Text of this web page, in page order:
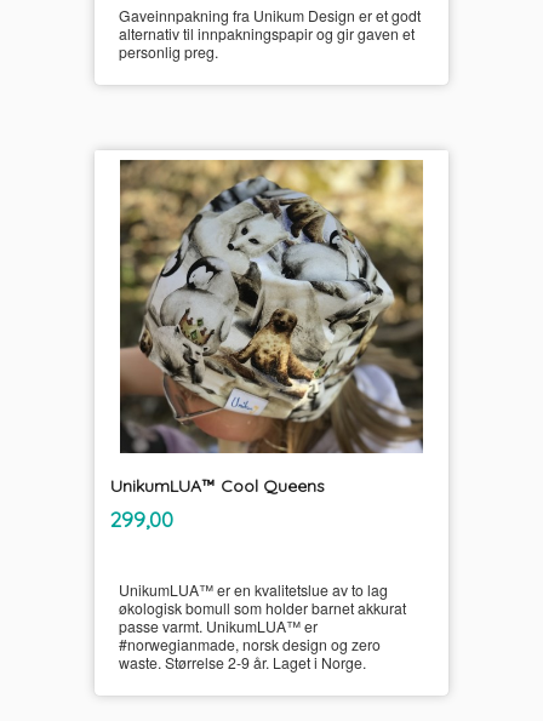
Gaveinnpakning fra Unikum Design er et godt
alternativ til innpakningspapir og gir gaven et
personlig preg.
UnikumLUA™ Cool Queens
Pris
299,00mva.
UnikumLUA™ er en kvalitetslue av to lag
økologisk bomull som holder barnet akkurat
passe varmt. UnikumLUA™ er
#norwegianmade, norsk design og zero
waste. Størrelse 2-9 år. Laget i Norge.